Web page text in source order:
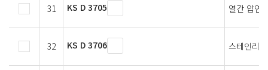
31 KS D 3705 열간 압연
32 KS D 3706 스테인리